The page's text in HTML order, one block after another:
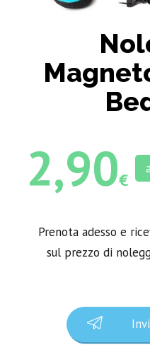
2,90€
Prenota adesso e
sul prezzo di